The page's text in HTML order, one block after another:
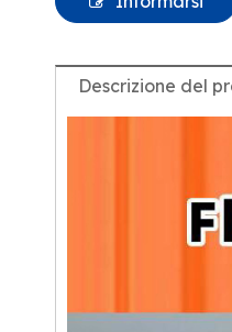
Descrizione del